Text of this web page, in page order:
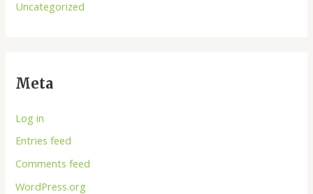
Uncategorized
Meta
Log in
Entries feed
Comments feed
WordPress.org